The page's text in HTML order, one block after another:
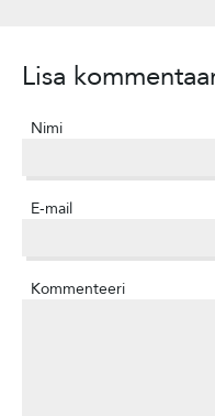
Lisa
Nimi
E-mail
Kommenteeri